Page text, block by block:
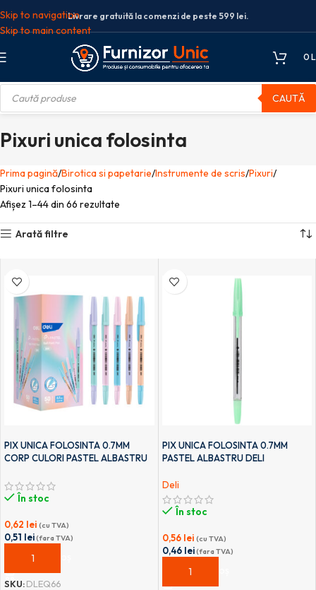
Skip to navigation
Skip to main content
Livrare gratuită la comenzi de peste 599 lei.
0
CAUTĂ
Pixuri unica folosinta
Prima pagină Birotica si papetarie Instrumente de scris Pixuri
Pixuri unica folosinta
Afișez 1–44 din 66 rezultate
Arată filtre
PIX UNICA FOLOSINTA 0.7MM
CORP CULORI PASTEL ALBASTRU
În stoc
0,62 lei (cu TVA)
0,51 lei(fara TVA)
ADAUGĂ ÎN COȘ
SKU:DLEQ66
PIX UNICA FOLOSINTA 0.7MM
PASTEL ALBASTRU DELI
Deli
În stoc
0,56 lei (cu TVA)
0,46 lei(fara TVA)
ADAUGĂ ÎN COȘ